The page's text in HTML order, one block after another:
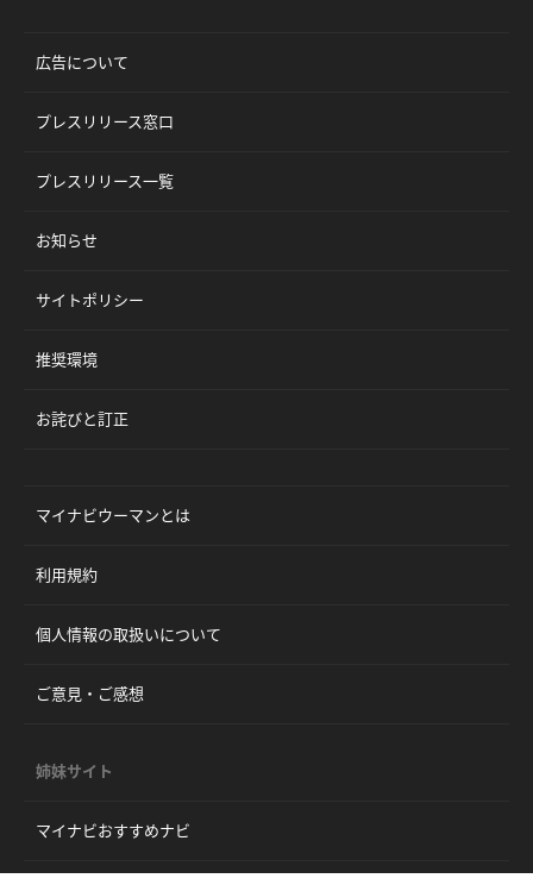
広告について
プレスリリース窓口
プレスリリース一覧
お知らせ
サイトポリシー
推奨環境
お詫びと訂正
マイナビウーマンとは
利用規約
個人情報の取扱いについて
ご意見・ご感想
姉妹サイト
マイナビおすすめナビ